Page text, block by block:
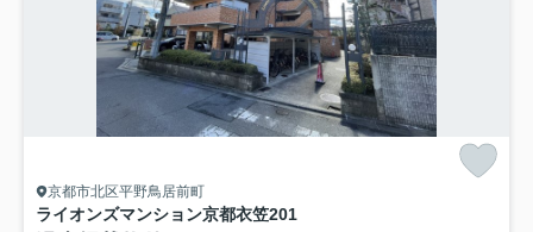
京都市北区平野鳥居前町
ライオンズマンション京都衣笠201